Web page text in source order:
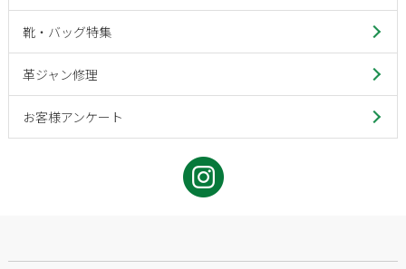
靴・バッグ特集
革ジャン修理
お客様アンケート